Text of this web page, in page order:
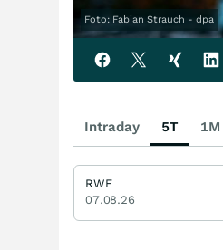
Foto: Fabian Strauch - dpa
Intraday 5T 1M
RWE
07.08.26